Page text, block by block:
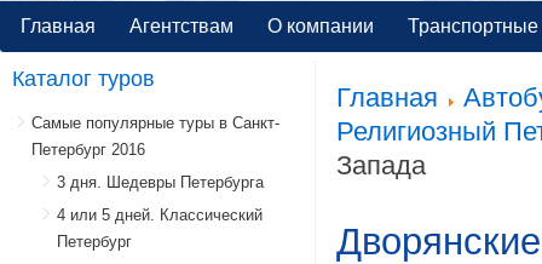
Главная Агентствам О компании Транспортные
Каталог туров
Самые популярные туры в Санкт-
Петербург 2016
3 дня. Шедевры Петербурга
4 или 5 дней. Классический
Петербург
Главная
Религиозный
Запада